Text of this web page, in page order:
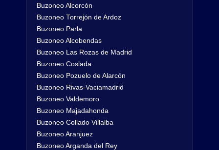
Buzoneo Alcorcón
Buzoneo Torrejón de Ardoz
Buzoneo Parla
Buzoneo Alcobendas
Buzoneo Las Rozas de Madrid
Buzoneo Coslada
Buzoneo Pozuelo de Alarcón
Buzoneo Rivas-Vaciamadrid
Buzoneo Valdemoro
Buzoneo Majadahonda
Buzoneo Collado Villalba
Buzoneo Aranjuez
Buzoneo Arganda del Rey